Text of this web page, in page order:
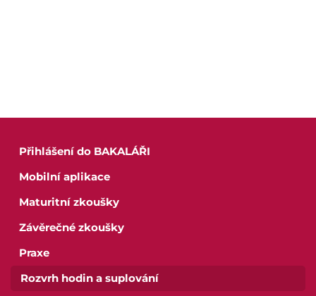
Přihlášení do BAKALÁŘI
Mobilní aplikace
Maturitní zkoušky
Závěrečné zkoušky
Praxe
Rozvrh hodin a suplování